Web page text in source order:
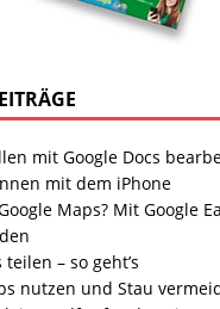
mit Google Docs
mit dem iPhone
Maps? Mit Google
– so geht’s
nutzen und Stau